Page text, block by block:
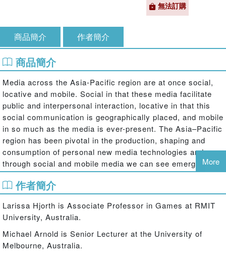
無法訂購
商品簡介 作者簡介
商品簡介
Media across the Asia-Pacific region are at once social,
locative and mobile. Social in that these media facilitate
public and interpersonal interaction, locative in that this
social communication is geographically placed, and mobile
in so much as the media is ever-present. The Asia–Pacific
region has been pivotal in the production, shaping and
consumption of personal new media technologies and
through social and mobile media we can see emerging
certain types of personal politics that are inflected by the
local.
The six case studies that inform this book—Seoul, Tokyo,
Shanghai, Manila, Singapore and Melbourne—offer a
differences, enabling the authors to provide new insights
into specific issues pertaining to mobile media in each
More
作者簡介
Larissa Hjorth is Associate Professor in Games at RMIT
University, Australia.
Michael Arnold is Senior Lecturer at the University of
Melbourne, Australia.